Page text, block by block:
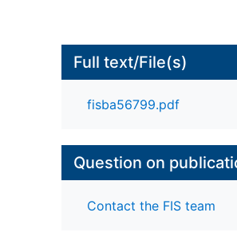
Full text/File(s)
fisba56799.pdf
Question on
Contact the FIS team